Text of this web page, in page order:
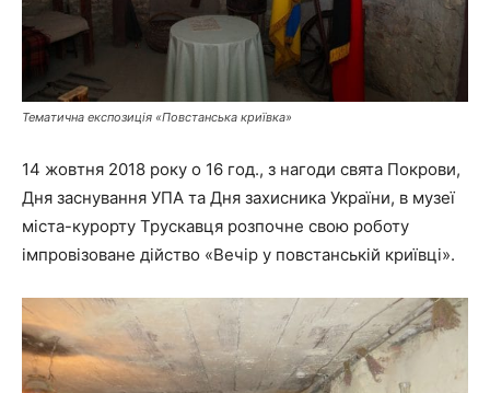
Тематична експозиція «Повстанська криївка»
14 жовтня 2018 року о 16 год., з нагоди свята Покрови,
Дня заснування УПА та Дня захисника України, в музеї
міста-курорту Трускавця розпочне свою роботу
імпровізоване дійство «Вечір у повстанській криївці».